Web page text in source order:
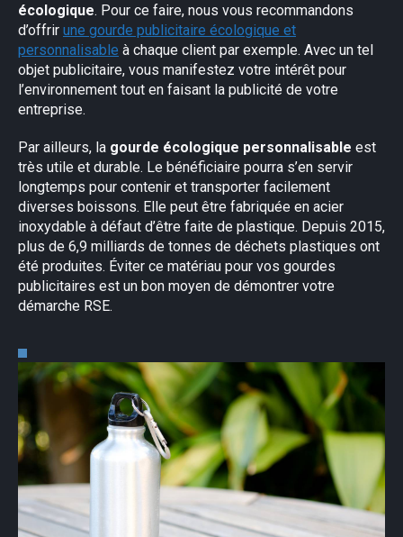
écologique. Pour ce faire, nous vous recommandons
d’offrir une gourde publicitaire écologique et
personnalisable à chaque client par exemple. Avec un tel
objet publicitaire, vous manifestez votre intérêt pour
l’environnement tout en faisant la publicité de votre
entreprise.
Par ailleurs, la gourde écologique personnalisable est
très utile et durable. Le bénéficiaire pourra s’en servir
longtemps pour contenir et transporter facilement
diverses boissons. Elle peut être fabriquée en acier
inoxydable à défaut d’être faite de plastique. Depuis 2015,
plus de 6,9 milliards de tonnes de déchets plastiques ont
été produites. Éviter ce matériau pour vos gourdes
publicitaires est un bon moyen de démontrer votre
démarche RSE.
×